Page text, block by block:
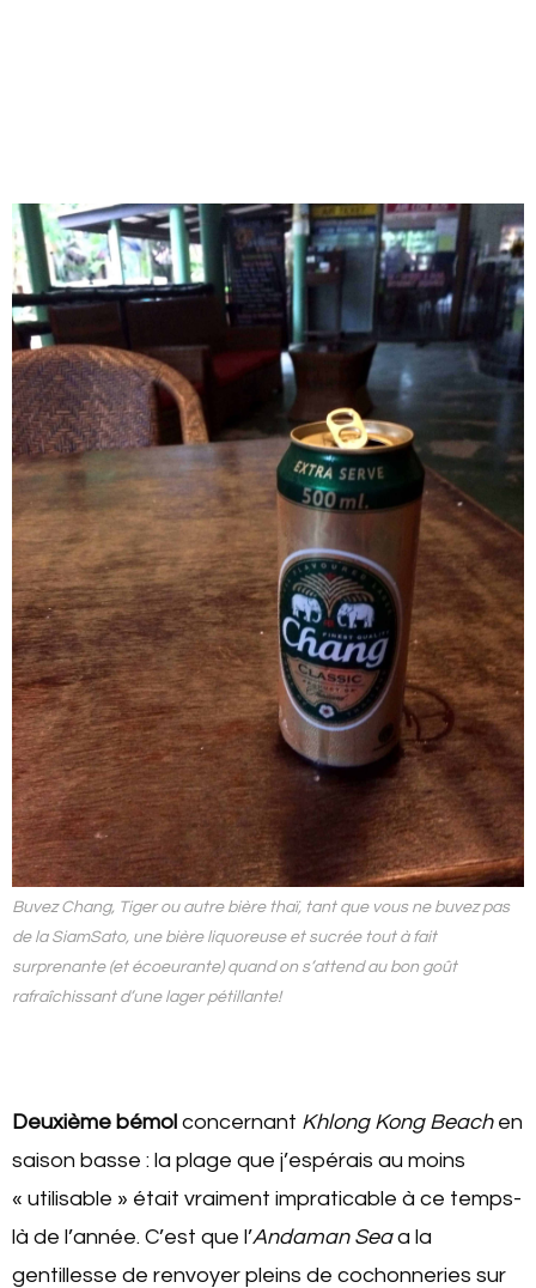
Buvez Chang, Tiger ou autre bière thaï, tant que vous ne buvez pas
de la SiamSato, une bière liquoreuse et sucrée tout à fait
surprenante (et écoeurante) quand on s’attend au bon goût
rafraîchissant d’une lager pétillante!
Deuxième bémol concernant Khlong Kong Beachen
saison basse : la plage que j’espérais au moins
« utilisable » était vraiment impraticable à ce temps-
là de l’année. C’est que l’Andaman Seaa la
gentillesse de renvoyer pleins de cochonneries sur